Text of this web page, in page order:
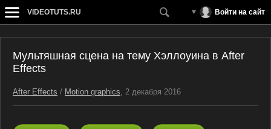
VIDEOTUTS.RU Войти на сайт
Мультяшная сцена на тему Хэллоуина в After
Effects
After Effects / Motion graphics, 2 декабря 2016